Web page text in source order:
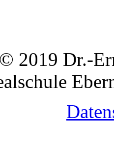
2019 Dr.-